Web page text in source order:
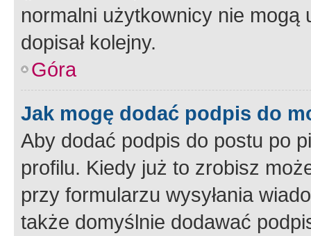
normalni użytkownicy nie
dopisał kolejny.
Góra
Jak mogę dodać podpis do
Aby dodać podpis do postu po
profilu. Kiedy już to zrobisz
przy formularzu wysyłania
także domyślnie dodawać